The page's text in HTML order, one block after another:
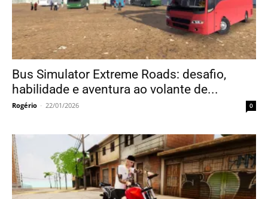
Bus Simulator Extreme Roads: desafio,
habilidade e aventura ao volante de...
Rogério - 22/01/2026 0